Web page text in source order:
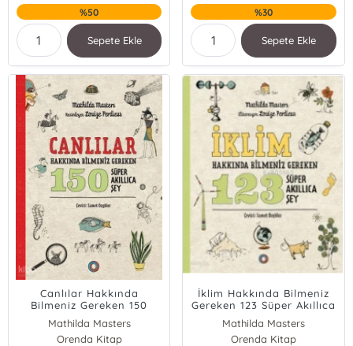
%50
Sepete Ekle
%30
Sepete Ekle
Canlılar Hakkında
Bilmeniz Gereken 150
Süper Akıllıca Şey
Mathilda Masters
Orenda Kitap
İklim Hakkında Bilmeniz
Gereken 123 Süper Akıllıca
Şey
Mathilda Masters
Orenda Kitap